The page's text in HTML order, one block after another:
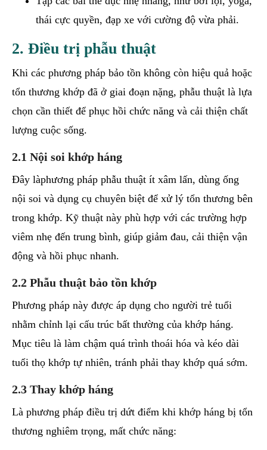
thái cực quyền, đạp xe với cường độ vừa phải.
2. Điều trị phẫu thuật
Khi các phương pháp bảo tồn không còn hiệu quả hoặc
tổn thương khớp đã ở giai đoạn nặng, phẫu thuật là lựa
chọn cần thiết để phục hồi chức năng và cải thiện chất
lượng cuộc sống.
2.1 Nội soi khớp háng
Đây làphương pháp phẫu thuật ít xâm lấn, dùng ống
nội soi và dụng cụ chuyên biệt để xử lý tổn thương bên
trong khớp. Kỹ thuật này phù hợp với các trường hợp
viêm nhẹ đến trung bình, giúp giảm đau, cải thiện vận
động và hồi phục nhanh.
2.2 Phẫu thuật bảo tồn khớp
Phương pháp này được áp dụng cho người trẻ tuổi
nhằm chỉnh lại cấu trúc bất thường của khớp háng.
Mục tiêu là làm chậm quá trình thoái hóa và kéo dài
tuổi thọ khớp tự nhiên, tránh phải thay khớp quá sớm.
2.3 Thay khớp háng
Là phương pháp điều trị dứt điểm khi khớp háng bị tổn
thương nghiêm trọng, mất chức năng: